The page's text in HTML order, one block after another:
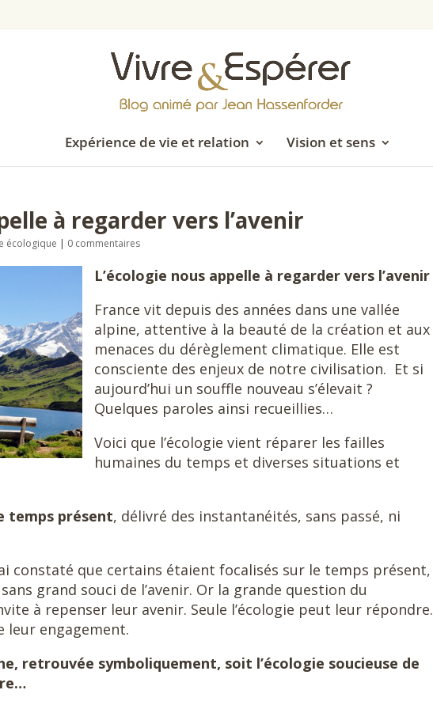
Expérience de vie et relation Vision et sens
à regarder vers l’avenir
écologique | 0 commentaires
L’écologie nous appelle à regarder vers l’avenir
France vit depuis des années dans une vallée
alpine, attentive à la beauté de la création et aux
menaces du dérèglement climatique. Elle est
consciente des enjeux de notre civilisation. Et si
aujourd’hui un souffle nouveau s’élevait ?
Quelques paroles ainsi recueillies…
Voici que l’écologie vient réparer les failles
humaines du temps et diverses situations et
temps présent, délivré des instantanéités, sans passé, ni
constaté que certains étaient focalisés sur le temps présent,
grand souci de l’avenir. Or la grande question du
à repenser leur avenir. Seule l’écologie peut leur répondre.
leur engagement.
retrouvée symboliquement, soit l’écologie soucieuse de